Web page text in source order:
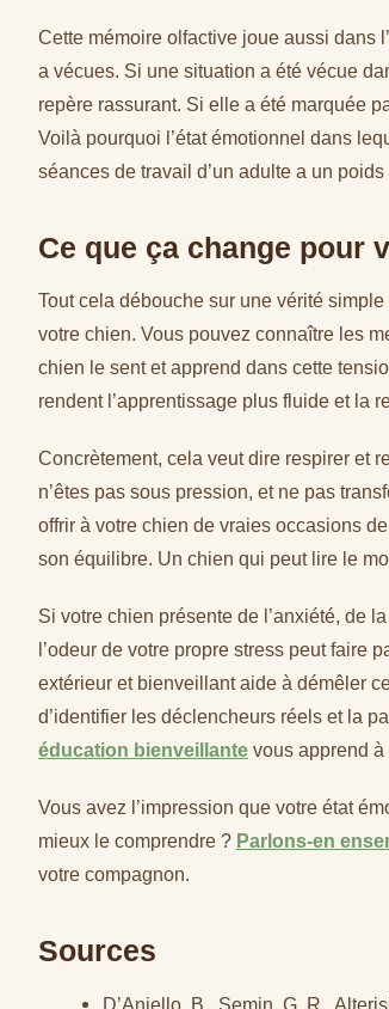
Cette mémoire olfactive joue aussi dans
a vécues. Si une situation a été vécue
repère rassurant. Si elle a été marquée
Voilà pourquoi l’état émotionnel dans
séances de travail d’un adulte a un
Ce que ça change pour
Tout cela débouche sur une vérité
votre chien. Vous pouvez connaître les
chien le sent et apprend dans cette
rendent l’apprentissage plus fluide et la
Concrètement, cela veut dire respirer et
n’êtes pas sous pression, et ne pas
offrir à votre chien de vraies occasions
son équilibre. Un chien qui peut lire le
Si votre chien présente de l’anxiété, de
l’odeur de votre propre stress peut faire
extérieur et bienveillant aide à démêler
d’identifier les déclencheurs réels et la
éducation bienveillante vous apprend
Vous avez l’impression que votre état
mieux le comprendre ? Parlons-en
votre compagnon.
Sources
D’Aniello, B., Semin, G. R.,